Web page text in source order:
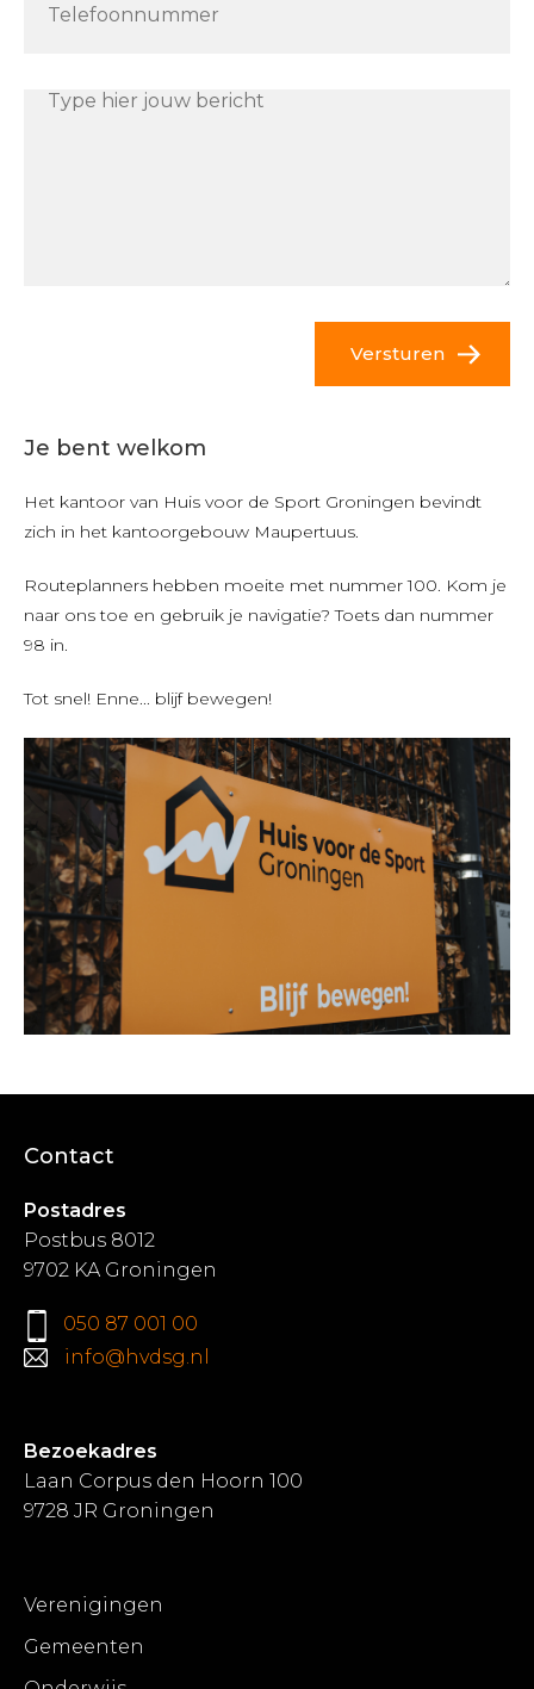
Versturen
Je bent welkom
Het kantoor van Huis voor de Sport Groningen bevindt
zich in het kantoorgebouw Maupertuus.
Routeplanners hebben moeite met nummer 100. Kom je
naar ons toe en gebruik je navigatie? Toets dan nummer
98 in.
Tot snel! Enne... blijf bewegen!
Contact
Postadres
Postbus 8012
9702 KA Groningen
050 87 001 00
info@hvdsg.nl
Bezoekadres
Laan Corpus den Hoorn 100
9728 JR Groningen
Verenigingen
Gemeenten